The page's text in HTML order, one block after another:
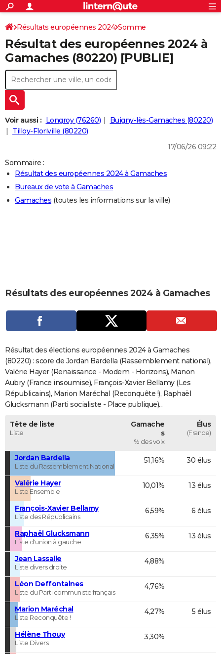
ACTUALITÉS
Politique
Société
Faits Divers
Education
Monde
Villes
+
SPORT
Coupe du monde 2026
Football
Tennis
Cyclisme
Rugby
Forum
Programme TV
TNT
Streaming
Cinéma
Sorties cinéma
Musique
+
FINANCE
Retraite
Impôts
Epargne
Immobilier
Risques naturels par ville
Banque
Assurance
Crédit
AUTO
Essais
Réserver un essai
Citadines
Berlines
SUV
Forum auto
+
HIGH-TECH
Mobiles
Meilleur smartphone
Internet
Ordinateurs
Jeux vidéo
Guide high-tech
BRICOLAGE
Guides de France
Escapades
Patrimoine
Expositions
Musées
Week-end nature
LIFESTYLE
Art de vivre
Bien-être
Loisirs
Mode
Modes de vie
CARTE DE VOEUX
Carte de Noël
Carte Bonne année
Carte Saint-Valentin
Carte Pâques
Carte d'anniversaire
DICTIONNAIRE
Dictionnaire
Biographies
Citations
Expressions
Proverbes
PROGRAMME TV
COPAINS D'AVANT
S'inscrire
Se connecter
Lycées
Collèges
Primaires
Universités
Entreprises
Service militaire
Avis de recherche
AVIS DE DÉCÈS
FORUM
S'inscrire
Connexion
Résultats européennes 2024 Somme
Résultat des européennes 2024 à
Gamaches (80220) [PUBLIE]
Voir aussi : Longroy (76260)
Buigny-lès-Gamaches (80220)
Tilloy-Floriville (80220)
17/06/26 09:22
Sommaire :
Résultat des européennes 2024 à Gamaches
Bureaux de vote à Gamaches
Gamaches (toutes les informations sur la ville)
Résultats des européennes 2024 à Gamaches
Résultat des élections européennes 2024 à Gamaches
(80220) : score de Jordan Bardella (Rassemblement national),
Valérie Hayer (Renaissance - Modem - Horizons), Manon
Aubry (France insoumise), François-Xavier Bellamy (Les
Républicains), Marion Maréchal (Reconquête !), Raphaël
Glucksmann (Parti socialiste - Place publique)...
Tête de liste
Liste
Gamache
s
% des voix
Élus
(France)
Jordan Bardella
Liste du Rassemblement National
51,16% 30 élus
Valérie Hayer
Liste Ensemble
10,01% 13 élus
François-Xavier Bellamy
Liste des Républicains
6,59% 6 élus
Raphaël Glucksmann
Liste d'union à gauche
6,35% 13 élus
Jean Lassalle
Liste divers droite
4,88%
Léon Deffontaines
Liste du Parti communiste français
4,76%
Marion Maréchal
Liste Reconquête !
4,27% 5 élus
Hélène Thouy
Liste Divers
3,30%